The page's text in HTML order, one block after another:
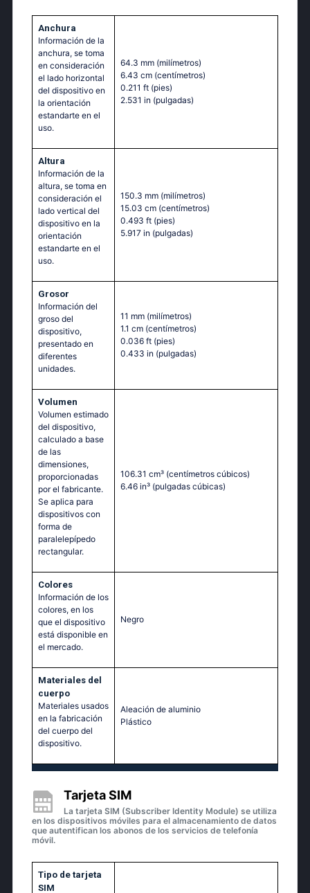
Anchura
Información de la
anchura, se toma
en consideración
el lado horizontal
del dispositivo en
la orientación
estandarte en el
uso.
64.3 mm (milímetros)
6.43 cm (centímetros)
0.211 ft (pies)
2.531 in (pulgadas)
Altura
Información de la
altura, se toma en
consideración el
lado vertical del
dispositivo en la
orientación
estandarte en el
uso.
150.3 mm (milímetros)
15.03 cm (centímetros)
0.493 ft (pies)
5.917 in (pulgadas)
Grosor
Información del
groso del
dispositivo,
presentado en
diferentes
unidades.
11 mm (milímetros)
1.1 cm (centímetros)
0.036 ft (pies)
0.433 in (pulgadas)
Volumen
Volumen estimado
del dispositivo,
calculado a base
de las
dimensiones,
proporcionadas
por el fabricante.
Se aplica para
dispositivos con
forma de
paralelepípedo
rectangular.
106.31 cm³ (centímetros cúbicos)
6.46 in³ (pulgadas cúbicas)
Colores
Información de los
colores, en los
que el dispositivo
está disponible en
el mercado.
Negro
Materiales del
cuerpo
Materiales usados
en la fabricación
del cuerpo del
dispositivo.
Aleación de aluminio
Plástico
Tarjeta SIM
La tarjeta SIM (Subscriber Identity Module) se utiliza
en los dispositivos móviles para el almacenamiento de datos
que autentifican los abonos de los servicios de telefonía
móvil.
Tipo de tarjeta
SIM